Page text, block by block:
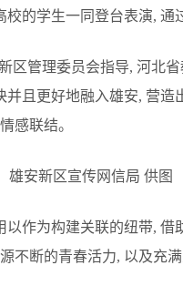
的学生一同登台表演, 通
区管理委员会指导, 河北
且更好地融入雄安, 营
感联结。
雄安新区宣传网信局 供图
作为构建关联的纽带,
不断的青春活力, 以及充